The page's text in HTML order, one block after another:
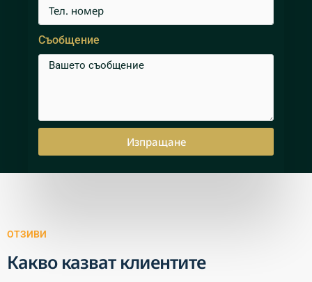
Съобщение
Изпращане
ОТЗИВИ
Какво казват клиентите